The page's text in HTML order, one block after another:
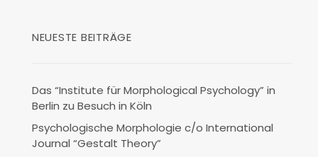
NEUESTE BEITRÄGE
Das “Institute für Morphological Psychology” in
Berlin zu Besuch in Köln
Psychologische Morphologie c/o International
Journal “Gestalt Theory”